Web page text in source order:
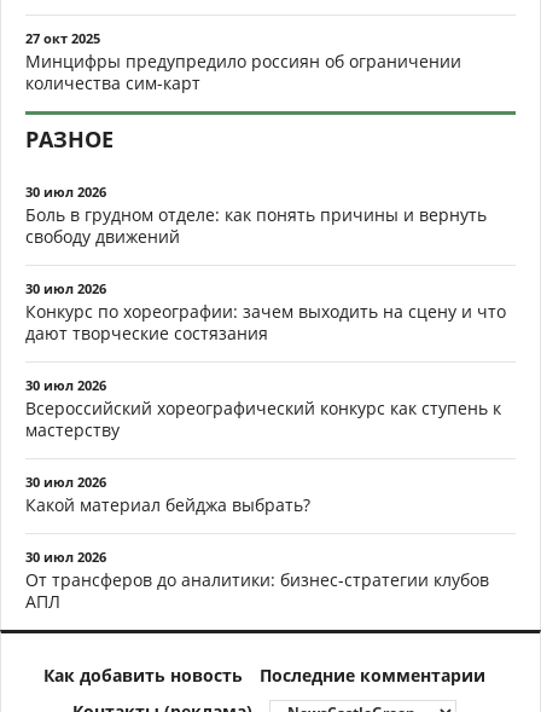
27 окт 2025
Минцифры предупредило россиян об ограничении
количества сим-карт
РАЗНОЕ
30 июл 2026
Боль в грудном отделе: как понять причины и вернуть
свободу движений
30 июл 2026
Конкурс по хореографии: зачем выходить на сцену и что
дают творческие состязания
30 июл 2026
Всероссийский хореографический конкурс как ступень к
мастерству
30 июл 2026
Какой материал бейджа выбрать?
30 июл 2026
От трансферов до аналитики: бизнес-стратегии клубов
АПЛ
Как добавить новость
Последние комментарии